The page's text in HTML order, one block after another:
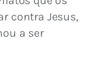
contra Jesus,
a ser